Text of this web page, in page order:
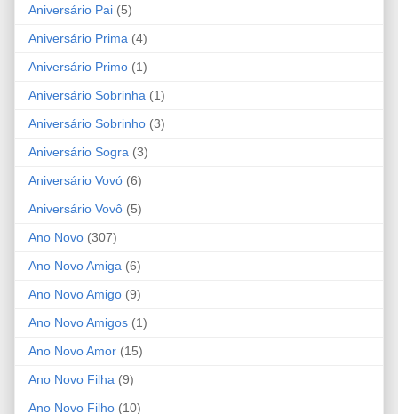
Aniversário Pai (5)
Aniversário Prima (4)
Aniversário Primo (1)
Aniversário Sobrinha (1)
Aniversário Sobrinho (3)
Aniversário Sogra (3)
Aniversário Vovó (6)
Aniversário Vovô (5)
Ano Novo (307)
Ano Novo Amiga (6)
Ano Novo Amigo (9)
Ano Novo Amigos (1)
Ano Novo Amor (15)
Ano Novo Filha (9)
Ano Novo Filho (10)